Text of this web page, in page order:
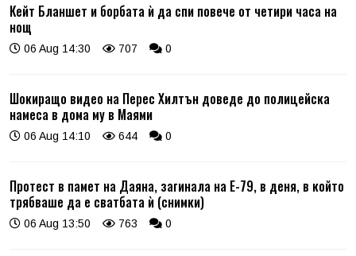
Кейт Бланшет и борбата ѝ да спи повече от четири часа на
нощ
06 Aug 14:30 707 0
Шокиращо видео на Перес Хилтън доведе до полицейска
намеса в дома му в Маями
06 Aug 14:10 644 0
Протест в памет на Даяна, загинала на Е-79, в деня, в който
трябваше да е сватбата ѝ (снимки)
06 Aug 13:50 763 0